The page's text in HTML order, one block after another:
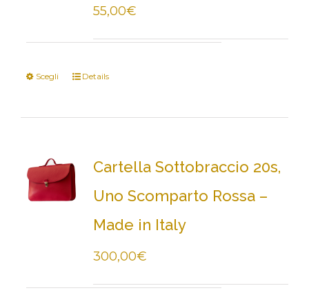
55,00€
Scegli Details
Cartella Sottobraccio 20s,
Uno Scomparto Rossa –
Made in Italy
300,00€